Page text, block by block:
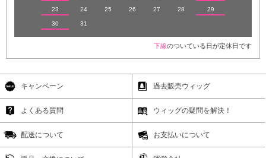
23 24 25 26 27 28 29
30 31
下線のついている日が定休日です
キャンペーン 過去販売ウィッグ
よくある質問 ウィッグの疑問を解決！
配送について お支払いについて